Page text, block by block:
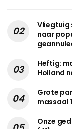
Vliegtuig
naar
Heftig:
Holland
Grote
massaal
Onze